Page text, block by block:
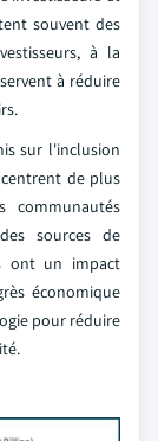
souvent des
à la
à réduire
sur l'inclusion
de plus
sources de
ont un impact
économique
pour réduire